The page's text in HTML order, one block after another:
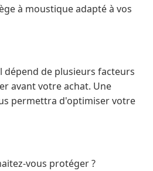
à moustique adapté à vos
dépend de plusieurs facteurs
avant votre achat. Une
permettra d'optimiser votre
vous protéger ?